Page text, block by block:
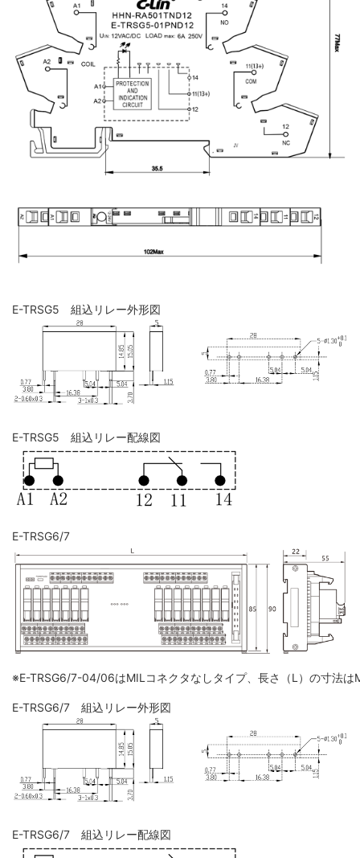
E-TRSG5 組込リレー外形図
E-TRSG5 組込リレー配線図
E-TRSG6/7
※E-TRSG6/7-04/06はMILコネクタなしタイプ、長さ（L）の寸法は
E-TRSG6/7 組込リレー外形図
E-TRSG6/7 組込リレー配線図